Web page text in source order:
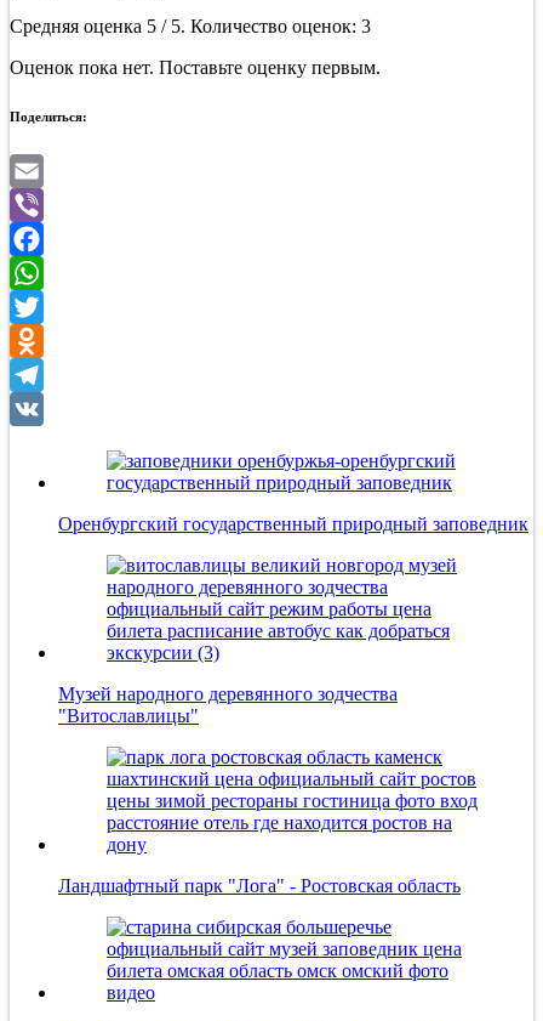
Средняя оценка 5 / 5. Количество оценок: 3
Оценок пока нет. Поставьте оценку первым.
Поделиться:
Email
Viber
Facebook
WhatsApp
Twitter
Odnoklassniki
Telegram
Оренбургский государственный природный заповедник
Музей народного деревянного зодчества
"Витославлицы"
Ландшафтный парк "Лога" - Ростовская область